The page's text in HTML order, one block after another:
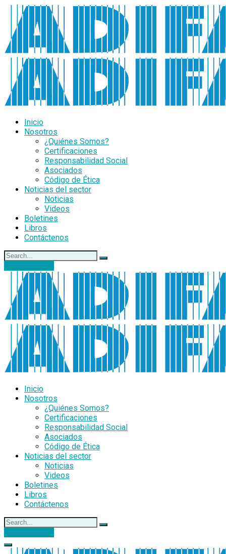
Inicio
Nosotros
¿Quiénes Somos?
Certificaciones
Responsabilidad Social
Asociados
Código de Ética
Noticias del sector
Noticias
Videos
Boletines
Libros
Contáctenos
Inicio
Nosotros
¿Quiénes Somos?
Certificaciones
Responsabilidad Social
Asociados
Código de Ética
Noticias del sector
Noticias
Videos
Boletines
Libros
Contáctenos